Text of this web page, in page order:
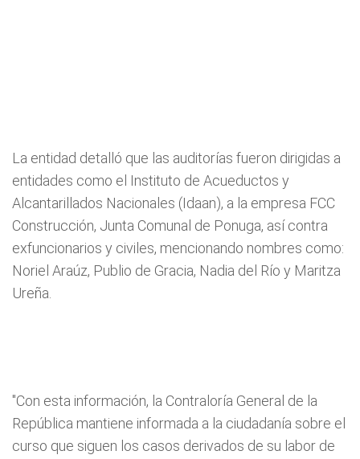
La entidad detalló que las auditorías fueron dirigidas a
entidades como el Instituto de Acueductos y
Alcantarillados Nacionales (Idaan), a la empresa FCC
Construcción, Junta Comunal de Ponuga, así contra
exfuncionarios y civiles, mencionando nombres como:
Noriel Araúz, Publio de Gracia, Nadia del Río y Maritza
Ureña.
"Con esta información, la Contraloría General de la
República mantiene informada a la ciudadanía sobre el
curso que siguen los casos derivados de su labor de